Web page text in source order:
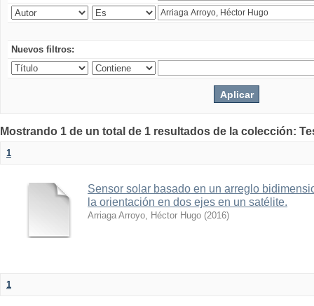
Nuevos filtros:
Mostrando 1 de un total de 1 resultados de la colección:
1
Sensor solar basado en un arreglo
la orientación en dos ejes en un satélite.
Arriaga Arroyo, Héctor Hugo (2016)
1